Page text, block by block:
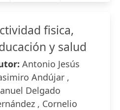
fisica,
y salud
Antonio Jesús
Andújar ,
Delgado
, Cornelio